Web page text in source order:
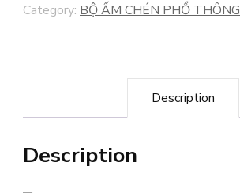
Category: BỘ ẤM CHÉN PHỔ THÔNG
Description
Description